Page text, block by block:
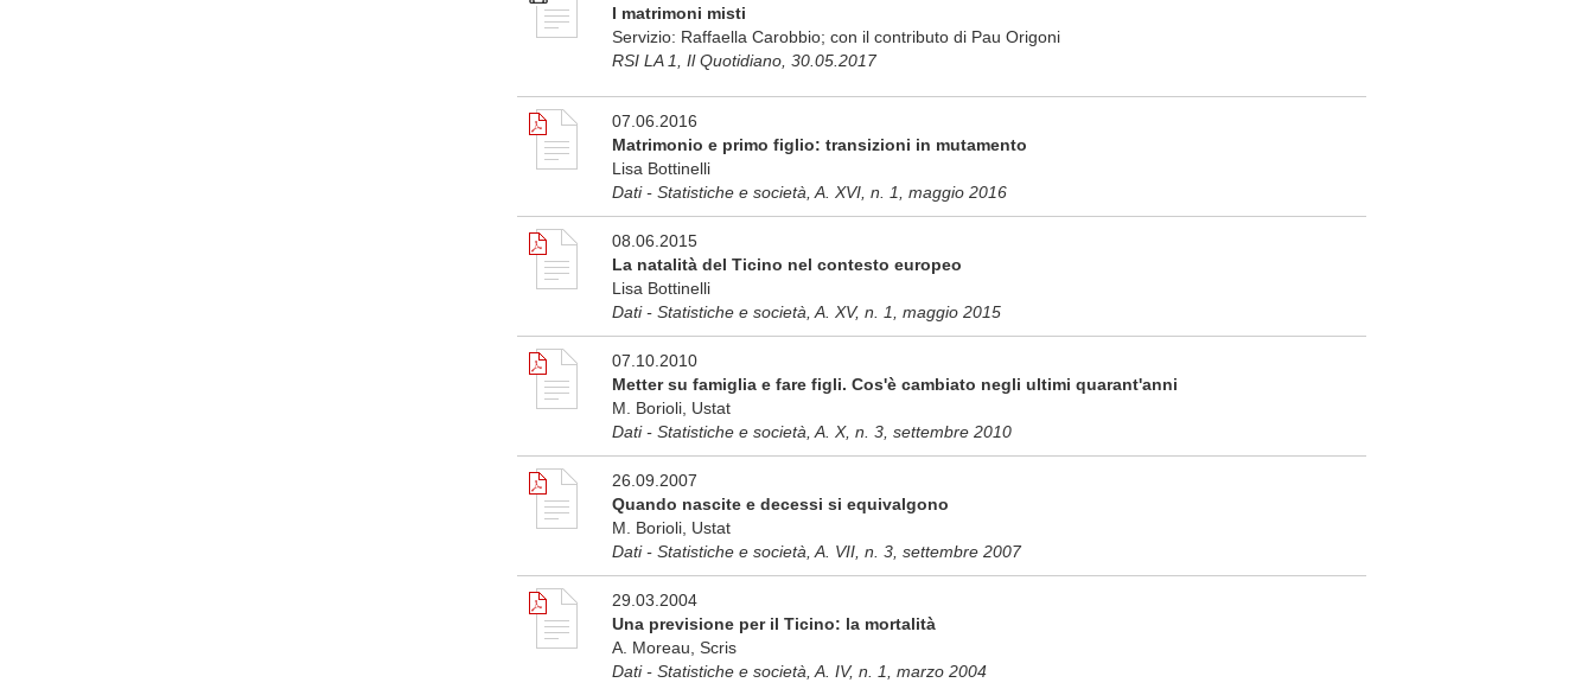
I matrimoni misti
Servizio: Raffaella Carobbio; con il contributo di Pau Origoni
RSI LA 1, Il Quotidiano, 30.05.2017
07.06.2016
Matrimonio e primo figlio: transizioni in mutamento
Lisa Bottinelli
Dati - Statistiche e società, A. XVI, n. 1, maggio 2016
08.06.2015
La natalità del Ticino nel contesto europeo
Lisa Bottinelli
Dati - Statistiche e società, A. XV, n. 1, maggio 2015
07.10.2010
Metter su famiglia e fare figli. Cos'è cambiato negli ultimi quarant'anni
M. Borioli, Ustat
Dati - Statistiche e società, A. X, n. 3, settembre 2010
26.09.2007
Quando nascite e decessi si equivalgono
M. Borioli, Ustat
Dati - Statistiche e società, A. VII, n. 3, settembre 2007
29.03.2004
Una previsione per il Ticino: la mortalità
A. Moreau, Scris
Dati - Statistiche e società, A. IV, n. 1, marzo 2004